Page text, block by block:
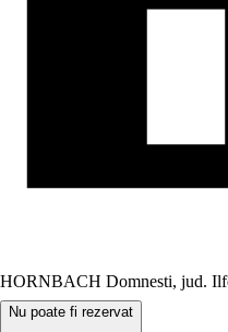
HORNBACH Domnesti, jud.
Nu poate fi rezervat